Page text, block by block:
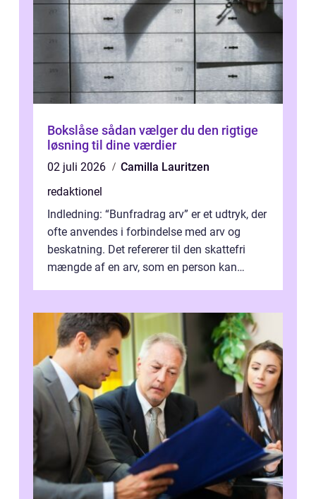
Bokslåse sådan vælger du den rigtige
løsning til dine værdier
02 juli 2026
Camilla Lauritzen
redaktionel
Indledning: “Bunfradrag arv” er et udtryk, der
ofte anvendes i forbindelse med arv og
beskatning. Det refererer til den skattefri
mængde af en arv, som en person kan